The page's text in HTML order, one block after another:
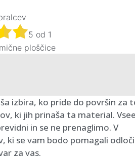
5 od 1
izbira, ko pride do površin za
ki jih prinaša ta material.
in se ne prenaglimo. V
ki se vam bodo pomagali
za vas.